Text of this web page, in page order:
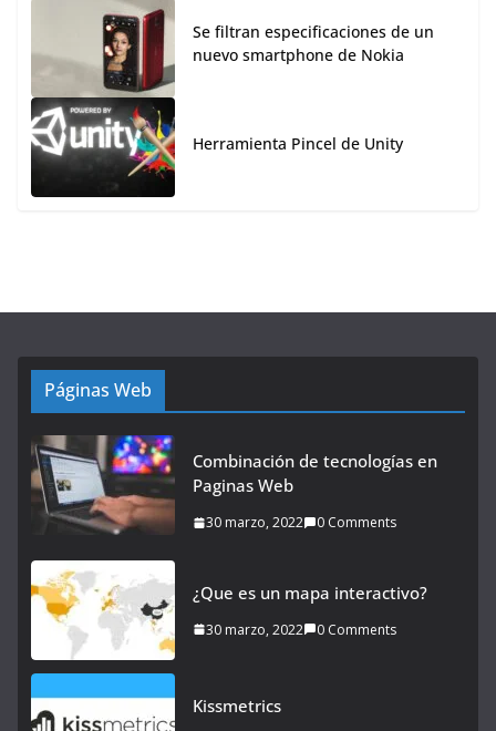
Se filtran especificaciones de un
nuevo smartphone de Nokia
Herramienta Pincel de Unity
Páginas Web
Combinación de tecnologías en
Paginas Web
30 marzo, 2022 0 Comments
¿Que es un mapa interactivo?
30 marzo, 2022 0 Comments
Kissmetrics